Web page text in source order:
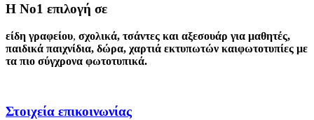
Η Νο1 επιλογή σε
είδη γραφείου, σχολικά, τσάντες και αξεσουάρ για μαθητές,
παιδικά παιχνίδια, δώρα, χαρτιά εκτυπωτών καιφωτοτυπίες με
τα πιο σύγχρονα φωτοτυπικά.
Στοιχεία επικοινωνίας